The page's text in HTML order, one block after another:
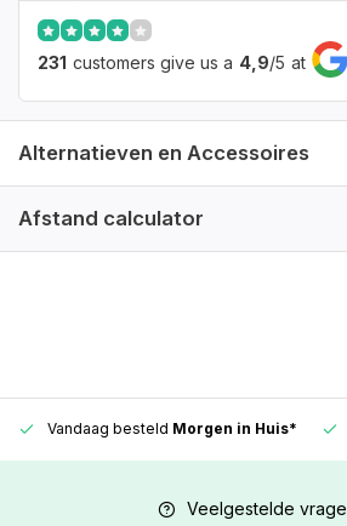
231 customers give us a 4,9/5 at
Alternatieven en Accessoires
Afstand calculator
Vandaag besteld Morgen in Huis*
Veelgestelde